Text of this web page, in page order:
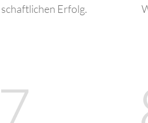
schaft­lichen Erfolg.